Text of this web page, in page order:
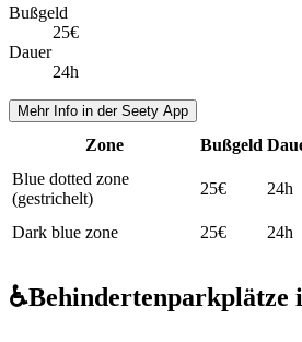
Bußgeld
25€
Dauer
24h
Mehr Info in der Seety App
Zone Bußgeld
Blue dotted zone
(gestrichelt)
25€ 24h
Dark blue zone 25€ 24h
♿